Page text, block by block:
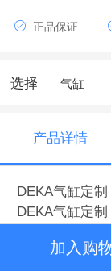
正品保证
选择 气缸
产品详情
DEKA气缸定
DEKA气缸定
加入购